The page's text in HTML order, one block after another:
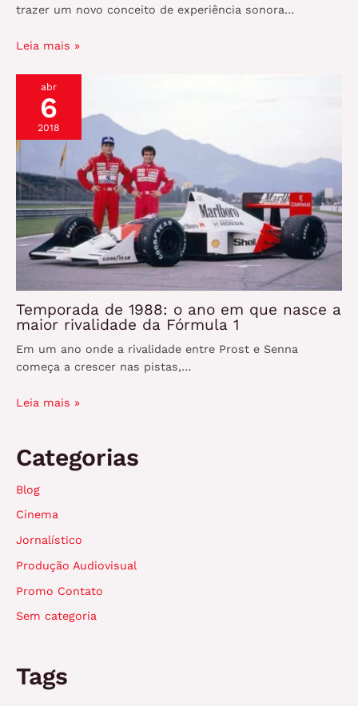
trazer um novo conceito de experiência sonora…
Leia mais »
abr
6
2018
Temporada de 1988: o ano em que nasce a
maior rivalidade da Fórmula 1
Em um ano onde a rivalidade entre Prost e Senna
começa a crescer nas pistas,…
Leia mais »
Categorias
Blog
Cinema
Jornalístico
Produção Audiovisual
Promo Contato
Sem categoria
Tags